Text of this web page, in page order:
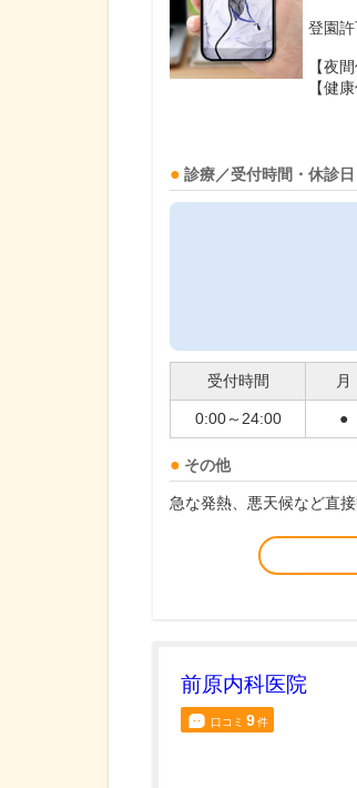
登園
【夜
【健
診療／受付時間・休診日
受付時間 月
0:00～24:00 ●
その他
急な発熱、悪天候など直
前原内科医院
口コミ 9件